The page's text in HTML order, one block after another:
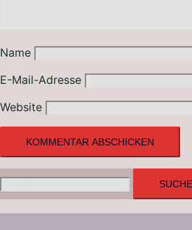
Name
E-Mail-Adresse
Website
Suchen
nach: